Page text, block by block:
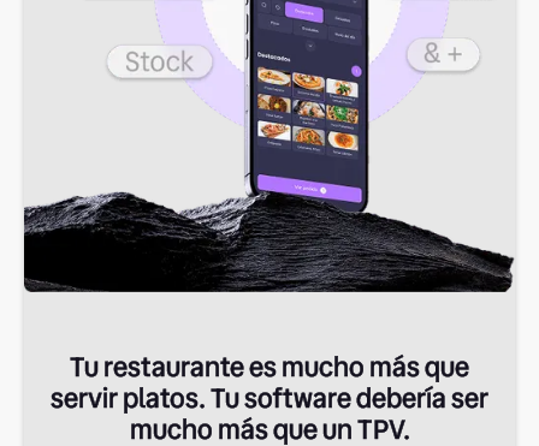
Tu restaurante es mucho más que
servir platos. Tu software debería ser
mucho más que un TPV.